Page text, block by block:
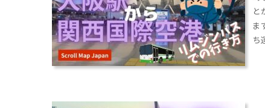
と
ま
ち